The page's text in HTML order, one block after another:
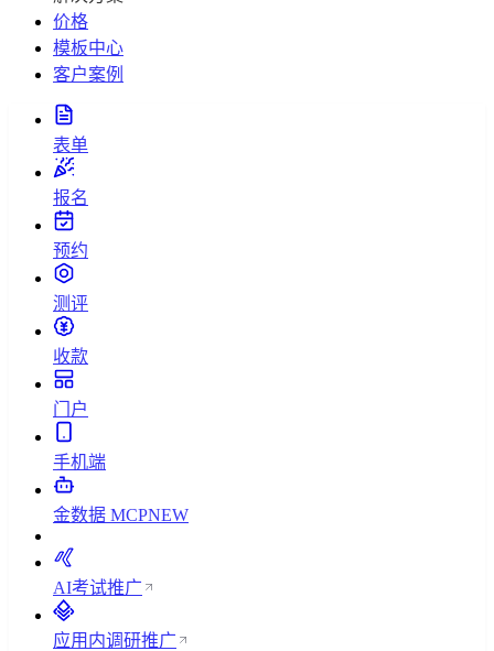
价格
模板中心
客户案例
表单
报名
预约
测评
收款
门户
手机端
金数据 MCPNEW
AI考试推广
应用内调研推广